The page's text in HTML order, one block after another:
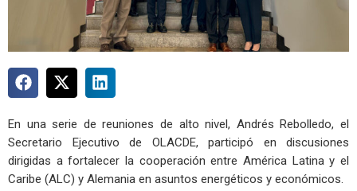
En una serie de reuniones de alto nivel, Andrés Rebolledo, el
Secretario Ejecutivo de OLACDE, participó en discusiones
dirigidas a fortalecer la cooperación entre América Latina y el
Caribe (ALC) y Alemania en asuntos energéticos y económicos.